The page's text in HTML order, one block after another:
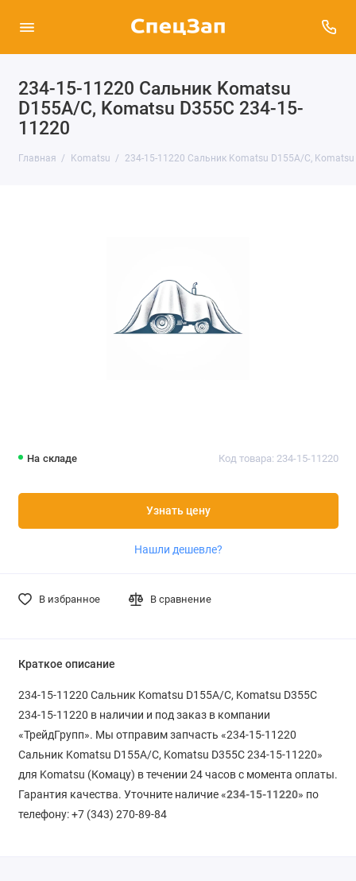
234-15-11220 Сальник Komatsu
D155A/C, Komatsu D355C 234-15-
11220
Главная Komatsu 234-15-11220 Сальник Komatsu D155A/C,
На складе Код товара: 234-15-11220
Узнать цену
Нашли дешевле?
В избранное В сравнение
Краткое описание
234-15-11220 Сальник Komatsu D155A/C, Komatsu D355C
234-15-11220 в наличии и под заказ в компании
«ТрейдГрупп». Мы отправим запчасть «234-15-11220
Сальник Komatsu D155A/C, Komatsu D355C 234-15-11220»
для Komatsu (Комацу) в течении 24 часов с момента оплаты.
Гарантия качества. Уточните наличие «234-15-11220» по
телефону: +7 (343) 270-89-84